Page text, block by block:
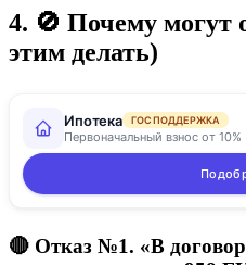
4. 🚫 Почему могут
этим делать)
Ипотека ГОСПОДДЕРЖКА
Первоначальный взнос от 10%
🔴 Отказ №1. «В